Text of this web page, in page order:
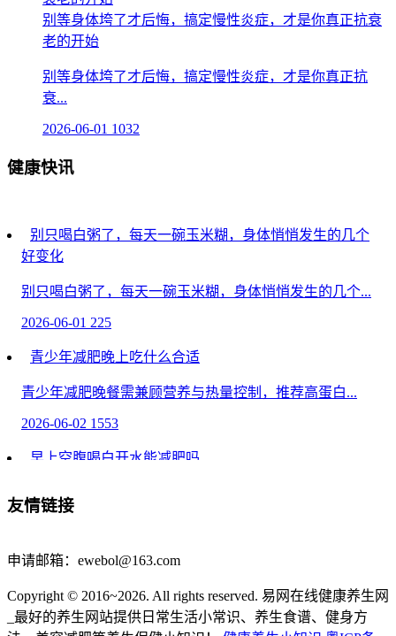
别等身体垮了才后悔，搞定慢性炎症，才是你真正抗衰
老的开始
别等身体垮了才后悔，搞定慢性炎症，才是你真正抗
衰...
2026-06-01 1032
健康快讯
别只喝白粥了，每天一碗玉米糊，身体悄悄发生的几个
好变化
别只喝白粥了，每天一碗玉米糊，身体悄悄发生的几个...
2026-06-01 225
青少年减肥晚上吃什么合适
青少年减肥晚餐需兼顾营养与热量控制，推荐高蛋白...
2026-06-02 1553
早上空腹喝白开水能减肥吗
早上空腹喝白开水可能辅助减肥，但需结合饮食控制...
酸奶的又一惊人好处被发现！常喝酸奶或能降低患癌风
酸奶的又一惊人好处被发现！常喝酸奶或能降低患癌...
友情链接
申请邮箱：ewebol@163.com
Copyright © 2016~2026. All rights reserved. 易网在线健康养生网
_最好的养生网站提供日常生活小常识、养生食谱、健身方